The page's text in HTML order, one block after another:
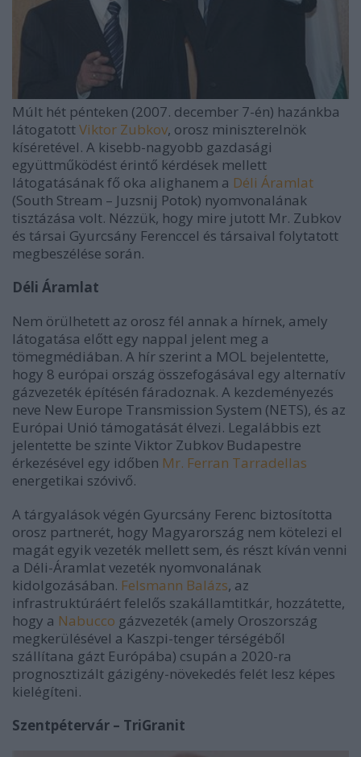
Múlt hét pénteken (2007. december 7-én) hazánkba
látogatottViktor Zubkov, orosz miniszterelnök
kíséretével. A kisebb-nagyobb gazdasági
együttműködést érintő kérdések mellett
látogatásának fő oka alighanem a Déli Áramlat
(South Stream – Juzsnij Potok) nyomvonalának
tisztázása volt. Nézzük, hogy mire jutott Mr. Zubkov
és társai Gyurcsány Ferenccel és társaival folytatott
megbeszélése során.
Déli Áramlat
Nem örülhetett az orosz fél annak a hírnek, amely
látogatása előtt egy nappal jelent meg a
tömegmédiában. A hír szerint a MOL bejelentette,
hogy 8 európai ország összefogásával egy alternatív
gázvezeték építésén fáradoznak. A kezdeményezés
neve New Europe Transmission System (NETS), és az
Európai Unió támogatását élvezi. Legalábbis ezt
jelentette be szinte Viktor Zubkov Budapestre
érkezésével egy időben Mr. Ferran Tarradellas
energetikai szóvivő.
A tárgyalások végén Gyurcsány Ferenc biztosította
orosz partnerét, hogy Magyarország nem kötelezi el
magát egyik vezeték mellett sem, és részt kíván venni
a Déli-Áramlat vezeték nyomvonalának
kidolgozásában. Felsmann Balázs, az
infrastruktúráért felelős szakállamtitkár, hozzátette,
hogy a Nabucco gázvezeték (amely Oroszország
megkerülésével a Kaszpi-tenger térségéből
szállítana gázt Európába) csupán a 2020-ra
prognosztizált gázigény-növekedés felét lesz képes
kielégíteni.
Szentpétervár – TriGranit